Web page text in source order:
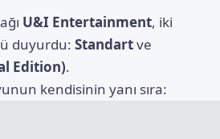
U&I Entertainment, iki
duyurdu: Standartve
Edition).
kendisinin yanı sıra: